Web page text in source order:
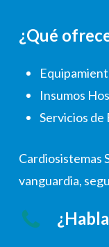
¿Qué
Insumos
Servicios
Cardiosistemas
vanguardia,